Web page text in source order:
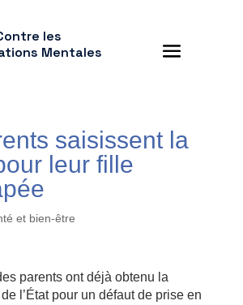
les
Mentales
saisissent la
leur fille
et bien-être
parents ont déjà obtenu la
l’État pour un défaut de prise en